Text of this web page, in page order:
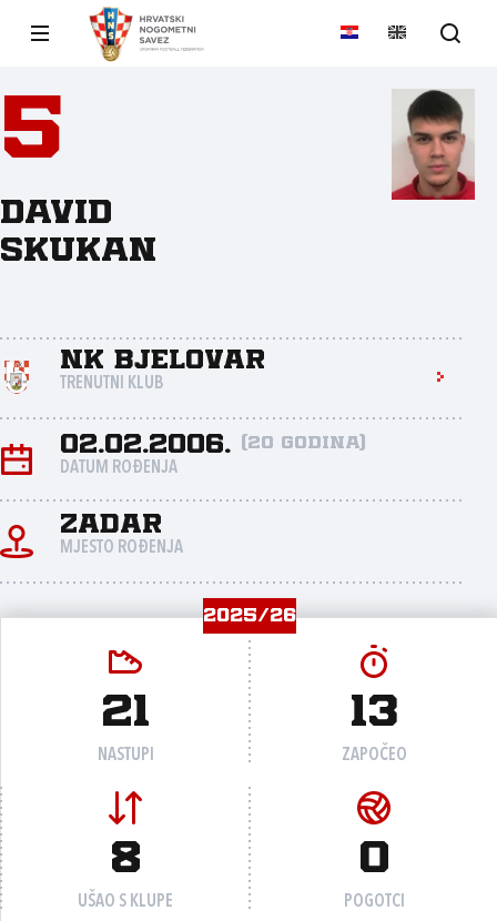
5
David
Skukan
NK Bjelovar
TRENUTNI KLUB
02.02.2006. (20 godina)
DATUM ROĐENJA
Zadar
MJESTO ROĐENJA
2025/26
21
NASTUPI
13
ZAPOČEO
8
UŠAO S KLUPE
0
POGOTCI